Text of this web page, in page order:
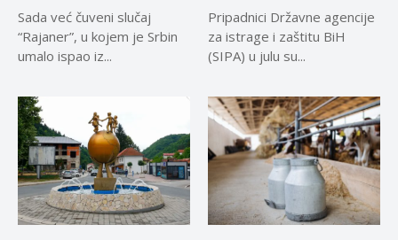
Sada već čuveni slučaj
“Rajaner”, u kojem je Srbin
umalo ispao iz...
Pripadnici Državne agencije
za istrage i zaštitu BiH
(SIPA) u julu su...